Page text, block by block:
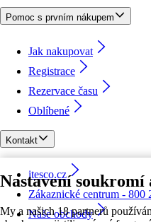
Nastavení soukromí
My a našich 18 partnerů
Pomoc s prvním nákupem
Jak nakupovat
Registrace
Rezervace času
Oblíbené
Kontakt
itesco.cz
Zákaznické centrum - 800
Naše obchody